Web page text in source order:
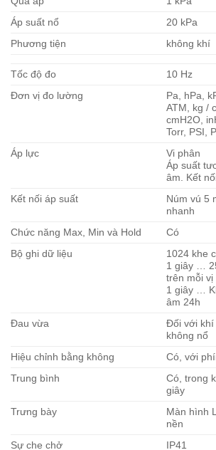
Áp suất nổ
20 kPa
Phương tiện
không khí
Tốc độ đo
10 Hz
Đơn vị đo lường
Pa, hPa,
ATM, kg /
cmH2O,
Torr, PSI,
Áp lực
Vi phân
Áp suất
âm. Kết
Kết nối áp suất
Núm vú 5
nhanh
Chức năng Max, Min và Hold
Có
Bộ ghi dữ liệu
1024 khe
1 giây …
trên mỗi
1 giây …
âm 24h
Đau vừa
Đối với khí
không nổ
Hiệu chỉnh bằng không
Có, với
Trung bình
Có, trong
giây
Trưng bày
Màn hình
nền
Sự che chở
IP41